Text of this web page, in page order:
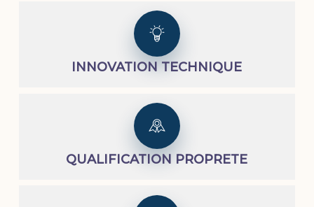
INNOVATION TECHNIQUE
QUALIFICATION PROPRETE